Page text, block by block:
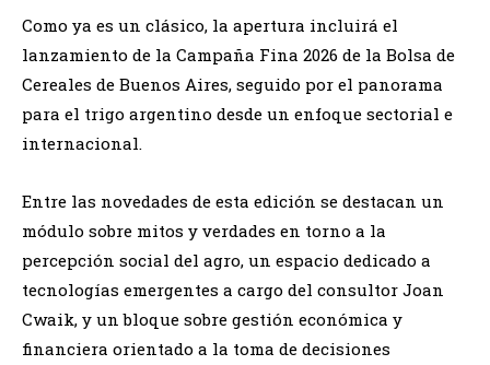
Como ya es un clásico, la apertura incluirá el
lanzamiento de la Campaña Fina 2026 de la Bolsa de
Cereales de Buenos Aires, seguido por el panorama
para el trigo argentino desde un enfoque sectorial e
internacional.
Entre las novedades de esta edición se destacan un
módulo sobre mitos y verdades en torno a la
percepción social del agro, un espacio dedicado a
tecnologías emergentes a cargo del consultor Joan
Cwaik, y un bloque sobre gestión económica y
financiera orientado a la toma de decisiones